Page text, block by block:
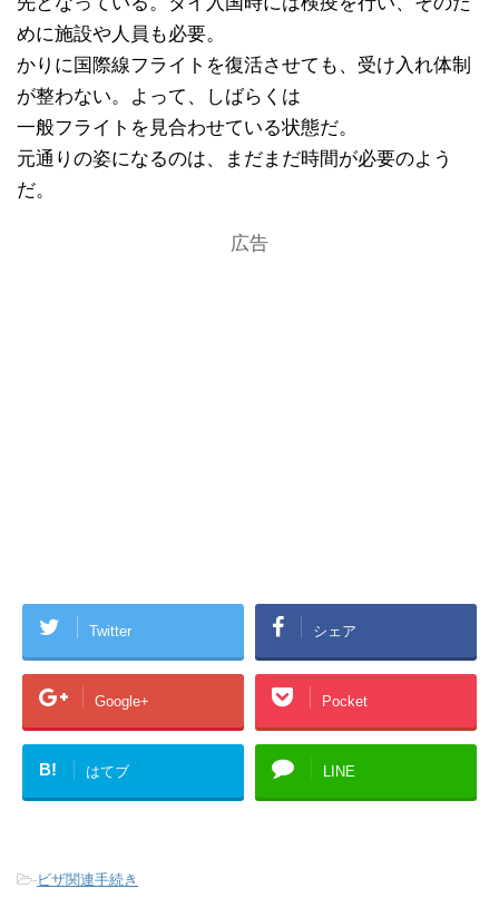
めに施設や人員も必要。
かりに国際線フライトを復活させても、受け入れ体制
が整わない。よって、しばらくは
一般フライトを見合わせている状態だ。
元通りの姿になるのは、まだまだ時間が必要のよう
だ。
広告
Twitter シェア
Google+ Pocket
B! はてブ LINE
-ビザ関連手続き